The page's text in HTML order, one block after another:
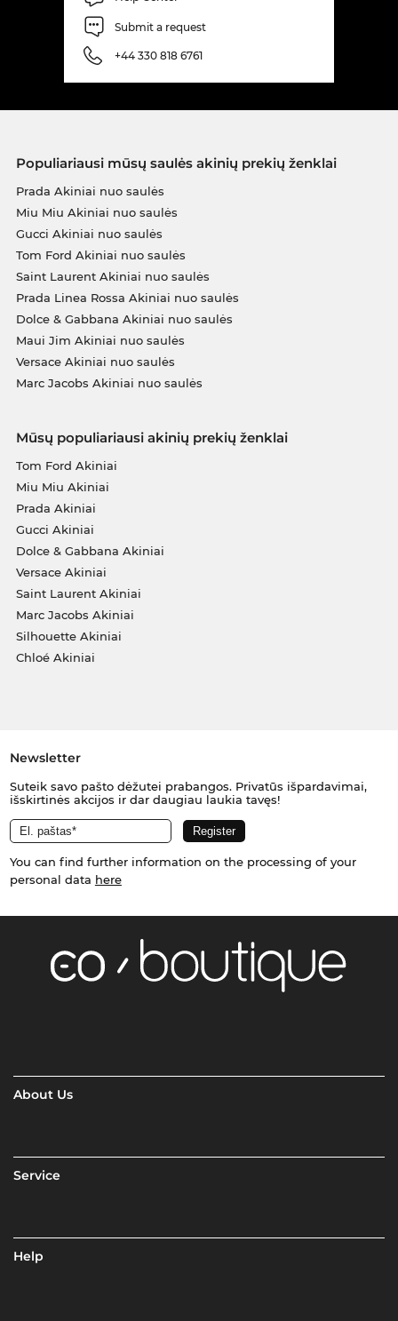
Submit a request
+44 330 818 6761
Populiariausi mūsų saulės akinių prekių ženklai
Prada Akiniai nuo saulės
Miu Miu Akiniai nuo saulės
Gucci Akiniai nuo saulės
Tom Ford Akiniai nuo saulės
Saint Laurent Akiniai nuo saulės
Prada Linea Rossa Akiniai nuo saulės
Dolce & Gabbana Akiniai nuo saulės
Maui Jim Akiniai nuo saulės
Versace Akiniai nuo saulės
Marc Jacobs Akiniai nuo saulės
Mūsų populiariausi akinių prekių ženklai
Tom Ford Akiniai
Miu Miu Akiniai
Prada Akiniai
Gucci Akiniai
Dolce & Gabbana Akiniai
Versace Akiniai
Saint Laurent Akiniai
Marc Jacobs Akiniai
Silhouette Akiniai
Chloé Akiniai
Newsletter
Suteik savo pašto dėžutei prabangos. Privatūs išpardavimai,
išskirtinės akcijos ir dar daugiau laukia tavęs!
You can find further information on the processing of your
personal data here
About Us
Service
Help